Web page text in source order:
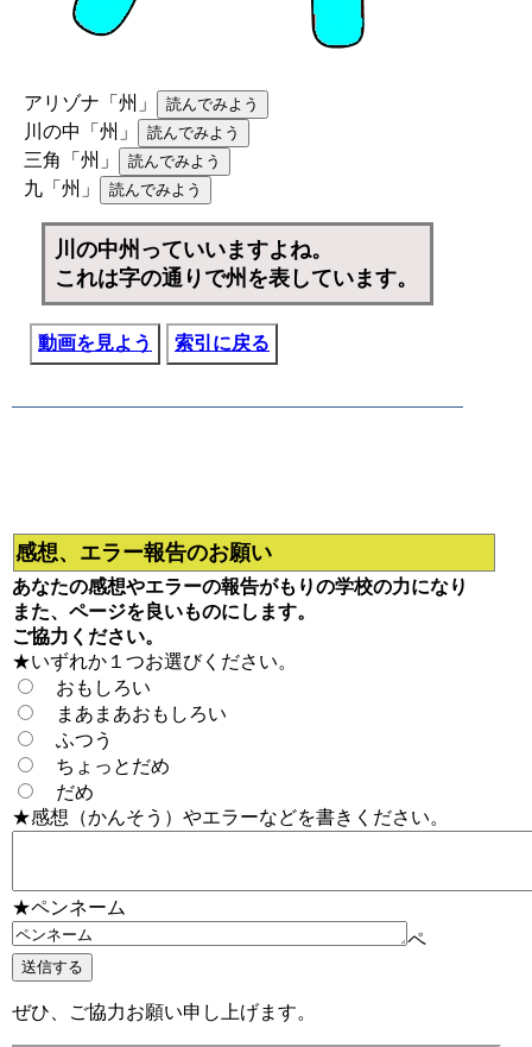
アリゾナ「州」
川の中「州」
三角「州」
九「州」
川の中州っていいますよね。
これは字の通りで州を表しています。
動画を見よう 索引に戻る
感想、エラー報告のお願い
あなたの感想やエラーの報告がもりの学校の力になり
また、ページを良いものにします。
ご協力ください。
★いずれか１つお選びください。
おもしろい
まあまあおもしろい
ふつう
ちょっとだめ
だめ
★感想（かんそう）やエラーなどを書きください。
★ペンネーム
ペ
ぜひ、ご協力お願い申し上げます。